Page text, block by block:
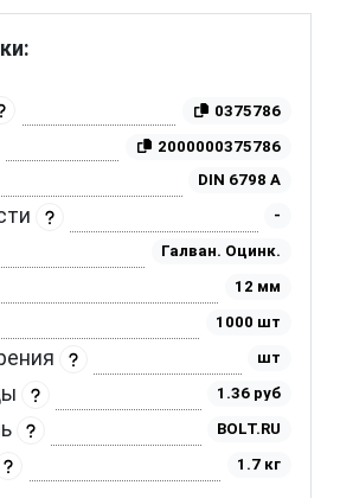
0375786
2000000375786
DIN 6798 A
-
Галван. Оцинк.
12 мм
1000 шт
шт
1.36 руб
BOLT.RU
1.7 кг